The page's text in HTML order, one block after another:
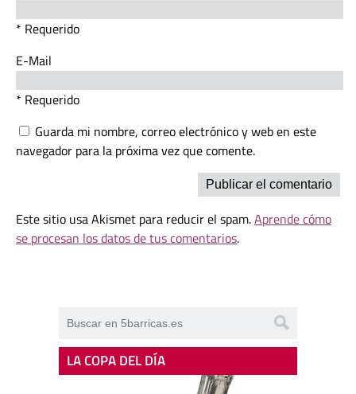
* Requerido
E-Mail
* Requerido
Guarda mi nombre, correo electrónico y web en este
navegador para la próxima vez que comente.
Este sitio usa Akismet para reducir el spam.Aprende cómo
se procesan los datos de tus comentarios.
LA COPA DEL DÍA